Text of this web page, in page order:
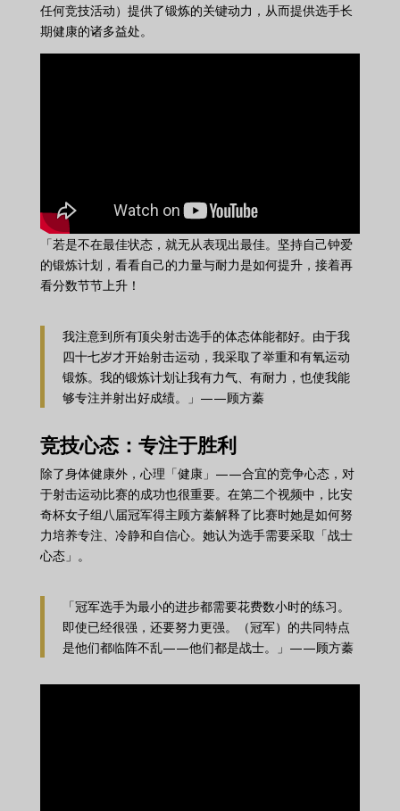
任何竞技活动）提供了锻炼的关键动力，从而提供选手长
期健康的诸多益处。
「若是不在最佳状态，就无从表现出最佳。坚持自己钟爱
的锻炼计划，看看自己的力量与耐力是如何提升，接着再
看分数节节上升！
我注意到所有顶尖射击选手的体态体能都好。由于我
四十七岁才开始射击运动，我采取了举重和有氧运动
锻炼。我的锻炼计划让我有力气、有耐力，也使我能
够专注并射出好成绩。」——顾方蓁
竞技心态：专注于胜利
除了身体健康外，心理「健康」——合宜的竞争心态，对
于射击运动比赛的成功也很重要。在第二个视频中，比安
奇杯女子组八届冠军得主顾方蓁解释了比赛时她是如何努
力培养专注、冷静和自信心。她认为选手需要采取「战士
心态」。
「冠军选手为最小的进步都需要花费数小时的练习。
即使已经很强，还要努力更强。（冠军）的共同特点
是他们都临阵不乱——他们都是战士。」——顾方蓁